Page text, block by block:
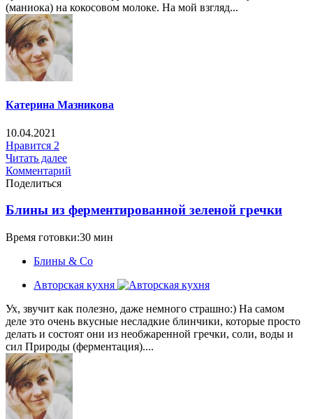
(маниока) на кокосовом молоке. На мой взгляд...
Катерина Мазникова
10.04.2021
Нравится 2
Читать далее
Комментарий
Поделиться
Блины из ферментированной зеленой гречки
Время готовки:30 мин
Блины & Co
Авторская кухня
Ух, звучит как полезно, даже немного страшно:) На самом
деле это очень вкусные несладкие блинчики, которые просто
делать и состоят они из необжаренной гречки, соли, воды и
сил Природы (ферментация)....